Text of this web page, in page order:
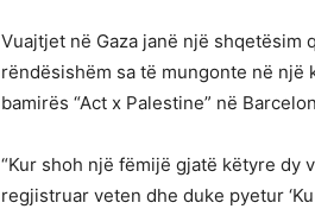
Vuajtjet në Gaza janë një
rëndësishëm sa të mungonte në
bamirës “Act x Palestine” në
“Kur shoh një fëmijë gjatë këtyre dy
regjistruar veten dhe duke pyetur